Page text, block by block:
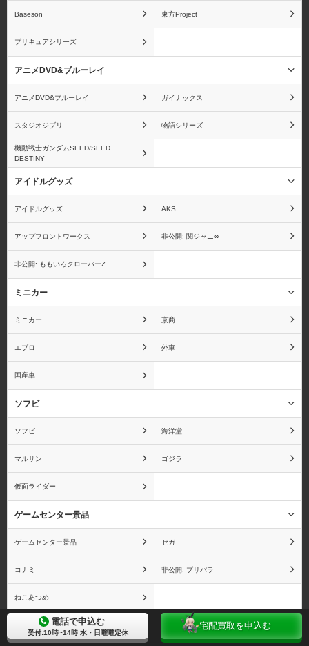
海物語
ウルトラマン
エンジェルビーツ！ 狼と香辛料
オーディンスフィア おジャ魔女どれみ
おそ松さん おねがい☆ティーチャー
カードキャプターさくら
彼女×彼女×彼女 仮面ライダー
Baseson 東方Project
プリキュアシリーズ
アニメDVD&ブルーレイ
アニメDVD&ブルーレイ ガイナックス
スタジオジブリ 物語シリーズ
機動戦士ガンダムSEED/SEED
DESTINY
アイドルグッズ
アイドルグッズ AKS
アップフロントワークス 非公開: 関ジャニ∞
非公開: ももいろクローバーZ
ミニカー
ミニカー 京商
エブロ 外車
国産車
ソフビ
ソフビ 海洋堂
マルサン ゴジラ
仮面ライダー
ゲームセンター景品
ゲームセンター景品 セガ
コナミ 非公開: プリパラ
ねこあつめ
一番くじ 電話で申込む
受付:10時~14時 水・日曜曜定休
宅配買取を申込む